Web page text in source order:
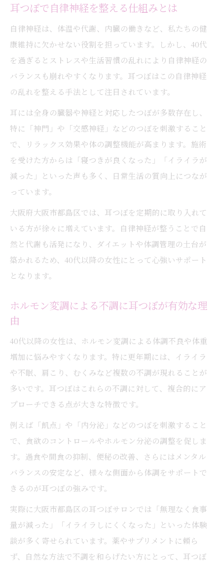
耳つぼで自律神経を整える仕組みとは
自律神経は、体温や代謝、内臓の働きなど、私たちの健
康維持に欠かせない役割を担っています。しかし、40代
を過ぎるとストレスや生活習慣の乱れにより自律神経の
バランスも崩れやすくなります。耳つぼはこの自律神経
の乱れを整える手法として注目されています。
耳には全身の臓器や神経と対応したつぼが多数存在し、
特に「神門」や「交感神経」などのつぼを刺激すること
で、リラックス効果や体の調整機能が高まります。施術
を受けた方からは「寝つきが良くなった」「イライラが
減った」といった声も多く、日常生活の質向上につなが
っています。
大阪府大阪市都島区では、耳つぼを定期的に取り入れて
いる方が徐々に増えています。自律神経が整うことで自
然と代謝も活発になり、ダイエットや体調管理の土台が
築かれるため、40代以降の女性にとって心強いサポート
となります。
ホルモン変調による不調に耳つぼが有効な理
由
40代以降の女性は、ホルモン変調による体調不良や体重
増加に悩みやすくなります。特に更年期には、イライラ
や不眠、肩こり、むくみなど複数の不調が現れることが
多いです。耳つぼはこれらの不調に対して、複合的にア
プローチできる点が大きな特徴です。
例えば「飢点」や「内分泌」などのつぼを刺激すること
で、食欲のコントロールやホルモン分泌の調整を促しま
す。過食や間食の抑制、便秘の改善、さらにはメンタル
バランスの安定など、様々な側面から体調をサポートで
きるのが耳つぼの強みです。
実際に大阪市都島区の耳つぼサロンでは「無理なく食事
量が減った」「イライラしにくくなった」といった体験
談が多く寄せられています。薬やサプリメントに頼ら
ず、自然な方法で不調を和らげたい方にとって、耳つぼ